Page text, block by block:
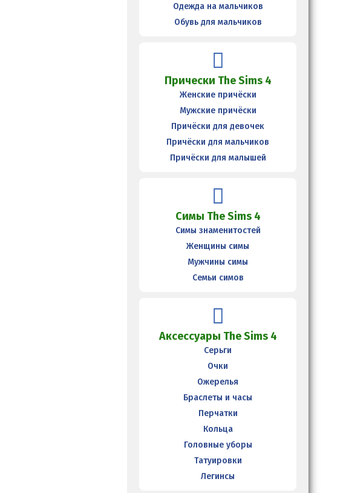
Одежда на мальчиков
Обувь для мальчиков
Прически The Sims 4
Женские причёски
Мужские причёски
Причёски для девочек
Причёски для мальчиков
Причёски для малышей
Симы The Sims 4
Симы знаменитостей
Женщины симы
Мужчины симы
Семьи симов
Аксессуары The Sims 4
Серьги
Очки
Ожерелья
Браслеты и часы
Перчатки
Кольца
Головные уборы
Татуировки
Легинсы